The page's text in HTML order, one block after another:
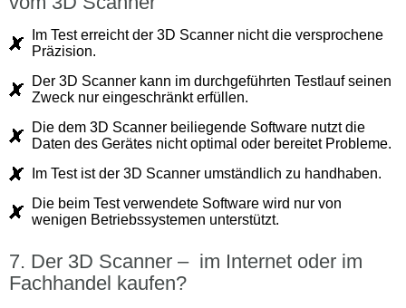
Im Test erreicht der 3D Scanner nicht die versprochene
Präzision.
Der 3D Scanner kann im durchgeführten Testlauf seinen
Zweck nur eingeschränkt erfüllen.
Die dem 3D Scanner beiliegende Software nutzt die
Daten des Gerätes nicht optimal oder bereitet Probleme.
Im Test ist der 3D Scanner umständlich zu handhaben.
Die beim Test verwendete Software wird nur von
wenigen Betriebssystemen unterstützt.
Der 3D Scanner – im Internet oder im
Fachhandel kaufen?